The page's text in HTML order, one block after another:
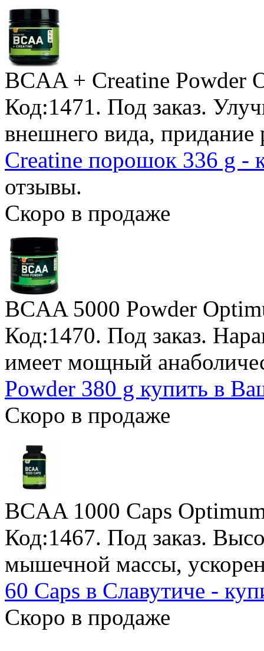
BCAA + Creatine Powder
Код:1471. Под заказ.
внешнего вида,
Creatine порошок 336 g -
отзывы.
Скоро в продаже
BCAA 5000 Powder
Код:1470. Под заказ.
имеет мощный
Powder 380 g купить в
Скоро в продаже
BCAA 1000 Caps
Код:1467. Под заказ.
мышечной массы,
60 Caps в Славутиче -
Скоро в продаже